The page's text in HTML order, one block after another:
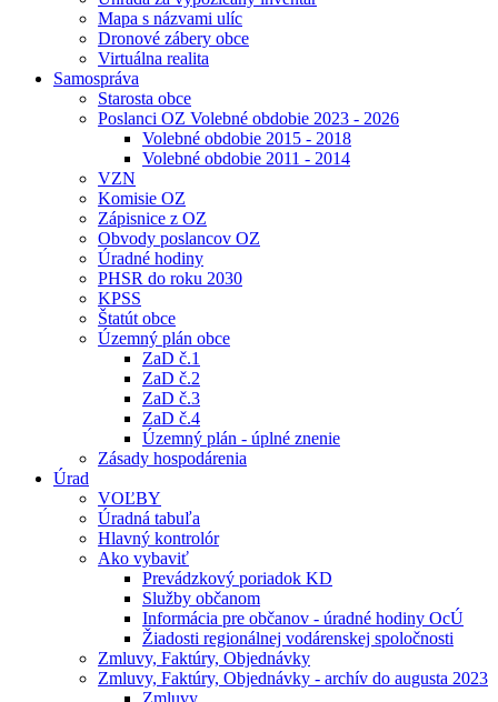
Mapa s názvami ulíc
Dronové zábery obce
Virtuálna realita
Samospráva
Starosta obce
Poslanci OZ Volebné obdobie 2023 - 2026
Volebné obdobie 2015 - 2018
Volebné obdobie 2011 - 2014
VZN
Komisie OZ
Zápisnice z OZ
Obvody poslancov OZ
Úradné hodiny
PHSR do roku 2030
KPSS
Štatút obce
Územný plán obce
ZaD č.1
ZaD č.2
ZaD č.3
ZaD č.4
Územný plán - úplné znenie
Zásady hospodárenia
Úrad
VOĽBY
Úradná tabuľa
Hlavný kontrolór
Ako vybaviť
Prevádzkový poriadok KD
Služby občanom
Informácia pre občanov - úradné hodiny OcÚ
Žiadosti regionálnej vodárenskej spoločnosti
Zmluvy, Faktúry, Objednávky
Zmluvy, Faktúry, Objednávky - archív do augusta 2023
Zmluvy